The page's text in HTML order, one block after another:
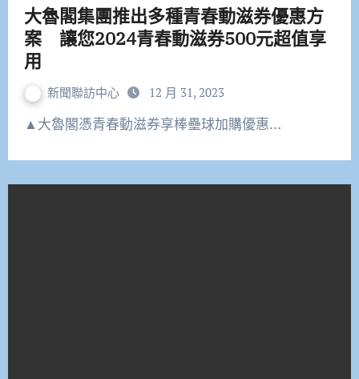
大魯閣集團推出多種青春動滋券優惠方
案 讓您2024青春動滋券500元超值享
用
新聞聯訪中心 12 月 31, 2023
▲大魯閣憑青春動滋券享棒壘球加購優惠…